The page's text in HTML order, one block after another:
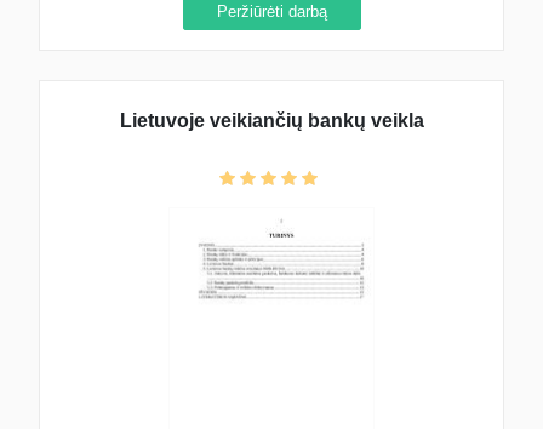
Peržiūrėti darbą
Lietuvoje veikiančių bankų veikla